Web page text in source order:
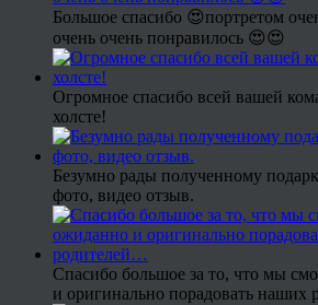
Большое спасибо 😍портретом
очень очень понравилось 😍😍
Огромное спасибо всей вашей
холсте!
Безумно рады полученному
фото, видео отзыв.
Спасибо большое за то, что мы
и оригинально порадовать наших